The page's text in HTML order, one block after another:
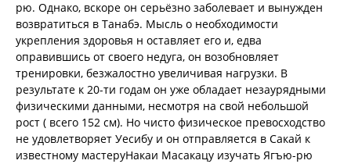
рю. Однако, вскоре он серьёзно заболевает и вынужден
возвратиться в Танабэ. Мысль о необходимости
укрепления здоровья н оставляет его и, едва
оправившись от своего недуга, он возобновляет
тренировки, безжалостно увеличивая нагрузки. В
результате к 20-ти годам он уже обладает незаурядными
физическими данными, несмотря на свой небольшой
рост ( всего 152 см). Но чисто физическое превосходство
не удовлетворяет Уесибу и он отправляется в Сакай к
известному мастеруНакаи Масакацу изучать Ягъю-рю